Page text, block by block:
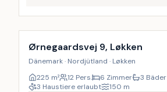
Inkl. Endreinigung
Ørnegaardsvej 9, Løkken
Dänemark · Nordjütland · Løkken
225 m² 12 Pers. 6 Zimmer
3 Bäder
3 Haustiere erlaubt
150 m